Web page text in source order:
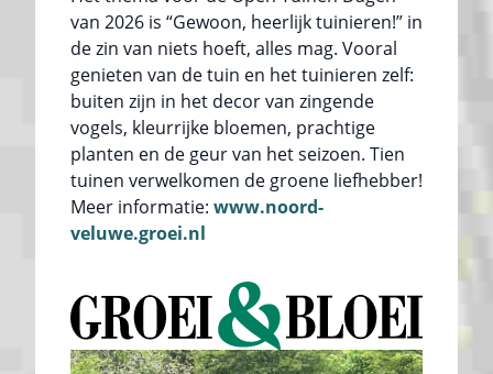
van 2026 is “Gewoon, heerlijk tuinieren!” in
de zin van niets hoeft, alles mag. Vooral
genieten van de tuin en het tuinieren zelf:
buiten zijn in het decor van zingende
vogels, kleurrijke bloemen, prachtige
planten en de geur van het seizoen. Tien
tuinen verwelkomen de groene liefhebber!
Meer informatie: www.noord-
veluwe.groei.nl